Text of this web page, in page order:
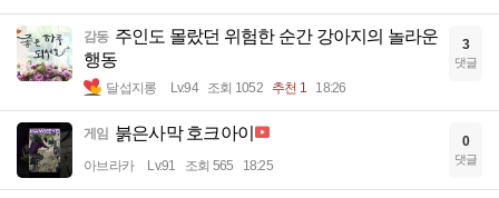
감동 주인도 몰랐던 위험한 순간 강아지의 놀라운
행동
달섭지롱 Lv.94 조회 1052 추천 1 18:26
3
댓글
게임 붉은사막 호크아이
아브라카 Lv.91 조회 565 18:25
0
댓글